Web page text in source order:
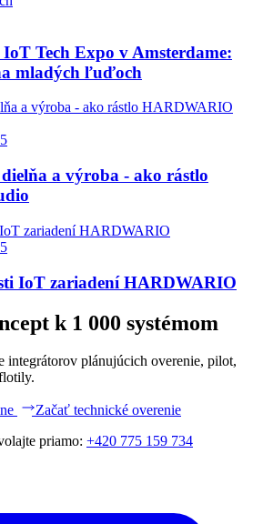
Tech Expo v Amsterdame:
mladých ľuďoch
a výroba - ako rástlo
IoT zariadení HARDWARIO
k 1 000 systémom
integrátorov plánujúcich overenie, pilot,
Začať technické overenie
priamo: +420 775 159 734